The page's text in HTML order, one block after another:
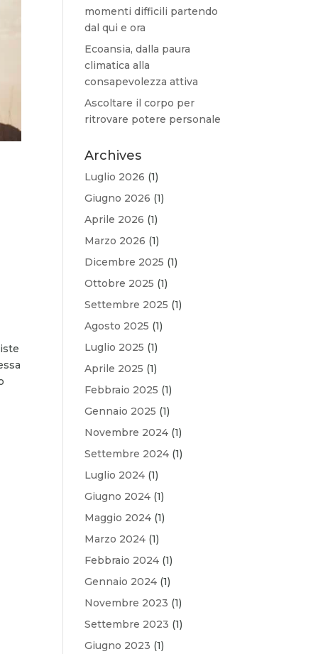
momenti difficili partendo
dal qui e ora
Ecoansia, dalla paura
climatica alla
consapevolezza attiva
Ascoltare il corpo per
ritrovare potere personale
Archives
Luglio 2026 (1)
Giugno 2026 (1)
Aprile 2026 (1)
Marzo 2026 (1)
Dicembre 2025 (1)
Ottobre 2025 (1)
Settembre 2025 (1)
Agosto 2025 (1)
Luglio 2025 (1)
Aprile 2025 (1)
Febbraio 2025 (1)
Gennaio 2025 (1)
Novembre 2024 (1)
Settembre 2024 (1)
Luglio 2024 (1)
Giugno 2024 (1)
Maggio 2024 (1)
Marzo 2024 (1)
Febbraio 2024 (1)
Gennaio 2024 (1)
Novembre 2023 (1)
Settembre 2023 (1)
Giugno 2023 (1)